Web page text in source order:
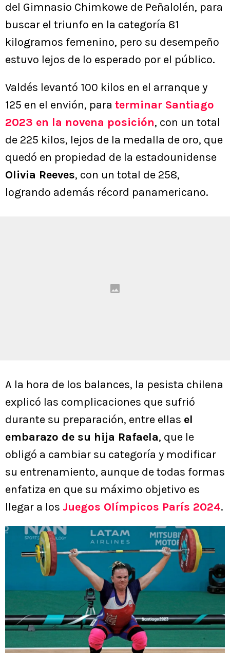
del Gimnasio Chimkowe de Peñalolén, para
buscar el triunfo en la categoría 81
kilogramos femenino, pero su desempeño
estuvo lejos de lo esperado por el público.
Valdés levantó 100 kilos en el arranque y
125 en el envión, para terminar Santiago
2023 en la novena posición, con un total
de 225 kilos, lejos de la medalla de oro, que
quedó en propiedad de la estadounidense
Olivia Reeves, con un total de 258,
logrando además récord panamericano.
A la hora de los balances, la pesista chilena
explicó las complicaciones que sufrió
durante su preparación, entre ellas el
embarazo de su hija Rafaela, que le
obligó a cambiar su categoría y modificar
su entrenamiento, aunque de todas formas
enfatiza en que su máximo objetivo es
llegar a los Juegos Olímpicos París 2024.